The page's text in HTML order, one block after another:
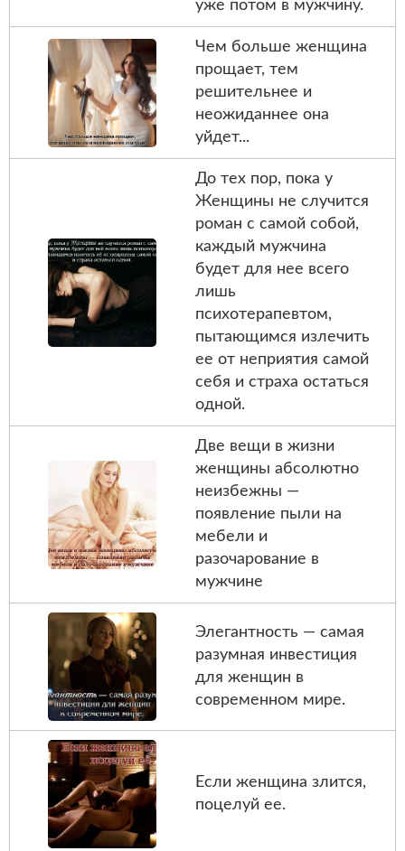
уже потом в мужчину.
Чем больше женщина
прощает, тем
решительнее и
неожиданнее она
уйдет...
До тех пор, пока у
Женщины не случится
роман с самой собой,
каждый мужчина
будет для нее всего
лишь
психотерапевтом,
пытающимся излечить
ее от неприятия самой
себя и страха остаться
одной.
Две вещи в жизни
женщины абсолютно
неизбежны —
появление пыли на
мебели и
разочарование в
мужчине
Элегантность — самая
разумная инвестиция
для женщин в
современном мире.
Если женщина злится,
поцелуй ее.